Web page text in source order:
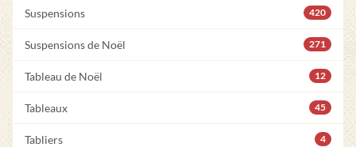
Suspensions 420
Suspensions de Noël 271
Tableau de Noël 12
Tableaux 45
Tabliers 4